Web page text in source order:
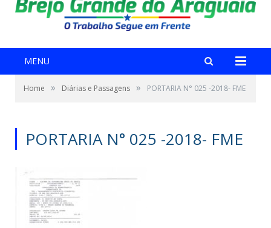
MENU
Home » Diárias e Passagens » PORTARIA N° 025 -2018- FME
PORTARIA N° 025 -2018- FME